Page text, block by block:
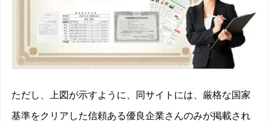
ただし、上図が示すように、同サイトには、厳格な国家
基準をクリアした信頼ある優良企業さんのみが掲載され